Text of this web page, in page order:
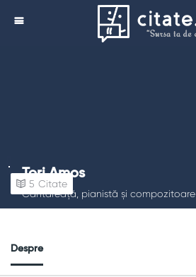
Tori Amos
Cântăreață, pianistă și compozitoare
5 Citate
Despre